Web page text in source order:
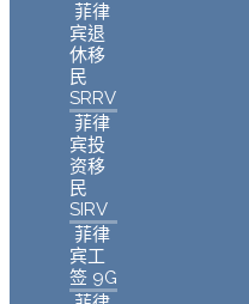
菲律
宾退
休移
民
SRRV
菲律
宾投
资移
民
SIRV
菲律
宾工
签 9G